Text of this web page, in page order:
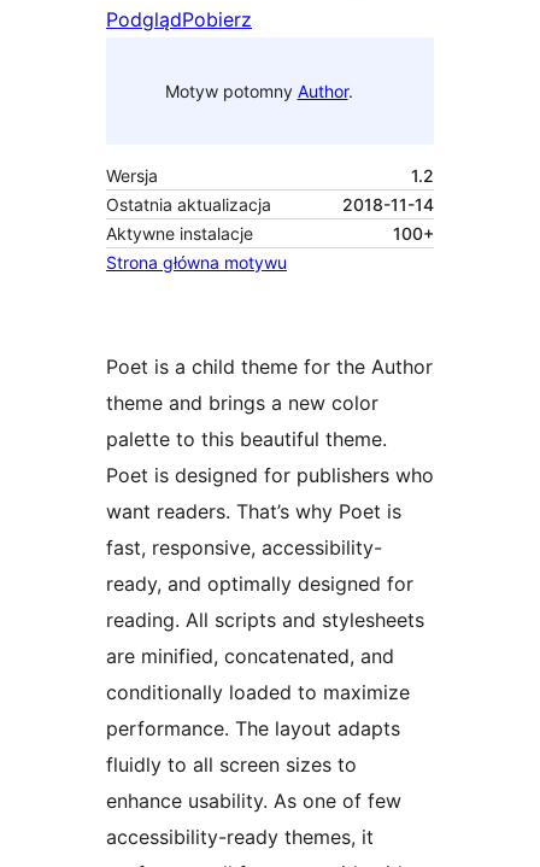
PodglądPobierz
Motyw potomny Author.
Wersja
1.2
Ostatnia aktualizacja
2018-11-14
Aktywne instalacje
100+
Strona główna motywu
Poet is a child theme for the Author
theme and brings a new color
palette to this beautiful theme.
Poet is designed for publishers who
want readers. That’s why Poet is
fast, responsive, accessibility-
ready, and optimally designed for
reading. All scripts and stylesheets
are minified, concatenated, and
conditionally loaded to maximize
performance. The layout adapts
fluidly to all screen sizes to
enhance usability. As one of few
accessibility-ready themes, it